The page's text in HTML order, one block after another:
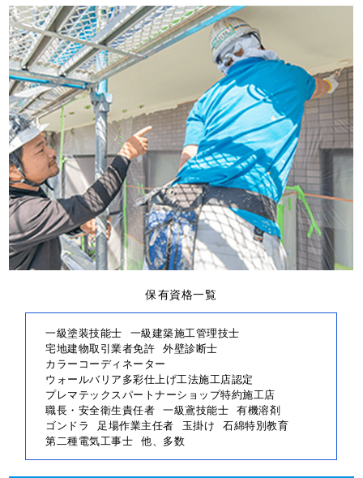
保有資格一覧
一級塗装技能士 一級建築施工管理技士
宅地建物取引業者免許 外壁診断士
カラーコーディネーター
ウォールバリア多彩仕上げ工法施工店認定
プレマテックスパートナーショップ特約施工店
職長・安全衛生責任者 一級鳶技能士 有機溶剤
ゴンドラ
足場作業主任者 玉掛け 石綿特別教育
第二種電気工事士 他、多数